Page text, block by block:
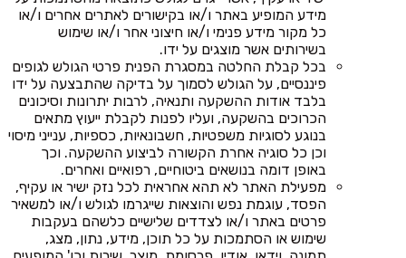
מידע המופיע באתר ו/או בקישורים לאתרים אחרים ו/או
כל מקור מידע פנימי ו/או חיצוני אחר ו/או שימוש
בשירותים אשר מוצגים על ידו.
בכל קבלת החלטה במסגרת הפנית פרטי הגולש לגופים
פיננסיים, על הגולש לסמוך על בדיקה שהתבצעה על ידו
בלבד אודות ההשקעה ותנאיה, לרבות יתרונות וסיכונים
הכרוכים בהשקעה, ועליו לפנות לקבלת ייעוץ מתאים
בנוגע לסוגיות משפטיות, חשבונאיות, כספיות, ענייני מיסוי
וכן כל סוגיה אחרת הקשורה לביצוע ההשקעה. וכך
באופן דומה בנושאים ביטוחיים, רפואיים ואחרים.
מפעילת האתר לא תהא אחראית לכל נזק ישיר או עקיף,
הפסד, עוגמת נפש והוצאות שייגרמו לגולש ו/או למשאיר
פרטים באתר ו/או לצדדים שלישיים כלשהם בעקבות
שימוש או הסתמכות על כל תוכן, מידע, נתון, מצג,